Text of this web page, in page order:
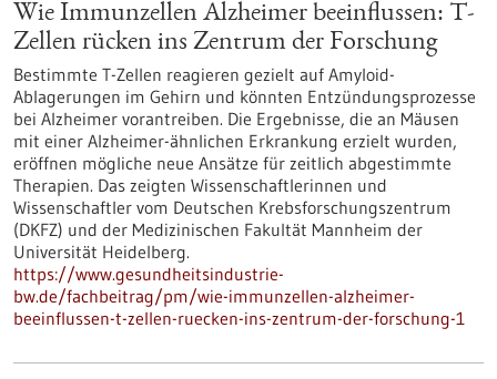
Wie Immunzellen Alzheimer beeinflussen: T-
Zellen rücken ins Zentrum der Forschung
Bestimmte T-Zellen reagieren gezielt auf Amyloid-
Ablagerungen im Gehirn und könnten Entzündungsprozesse
bei Alzheimer vorantreiben. Die Ergebnisse, die an Mäusen
mit einer Alzheimer-ähnlichen Erkrankung erzielt wurden,
eröffnen mögliche neue Ansätze für zeitlich abgestimmte
Therapien. Das zeigten Wissenschaftlerinnen und
Wissenschaftler vom Deutschen Krebsforschungszentrum
(DKFZ) und der Medizinischen Fakultät Mannheim der
Universität Heidelberg.
https://www.gesundheitsindustrie-
bw.de/fachbeitrag/pm/wie-immunzellen-alzheimer-
beeinflussen-t-zellen-ruecken-ins-zentrum-der-forschung-1